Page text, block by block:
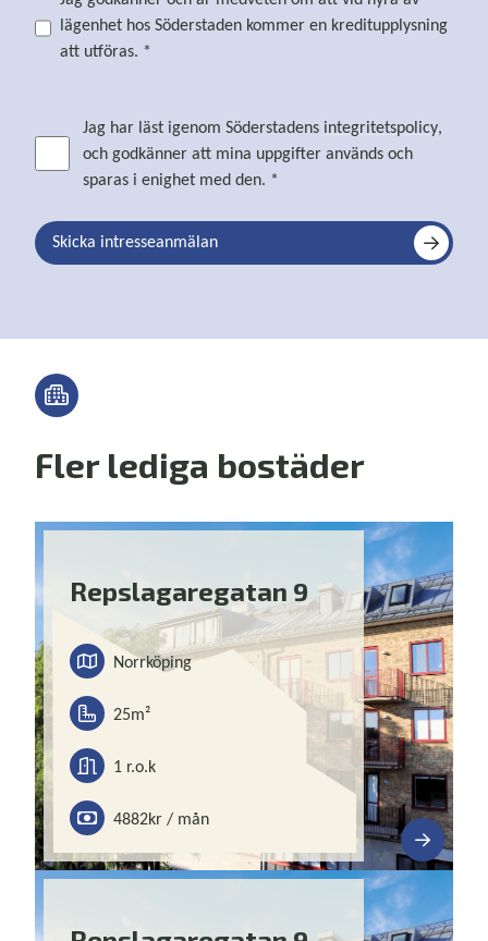
lägenhet hos Söderstaden kommer en kreditupplysning
att utföras. *
Jag har läst igenom Söderstadens integritetspolicy,
och godkänner att mina uppgifter används och
sparas i enighet med den. *
Skicka intresseanmälan
Fler lediga bostäder
Repslagaregatan 9
Norrköping
25m²
1 r.o.k
4882kr / mån